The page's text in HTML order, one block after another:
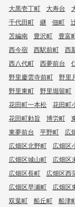
大黒壱丁町
大寿台
千代田町
継 佃町
苫編南
豊沢町 豊富
西今宿
西駅前町 西
西八代町
西夢前台
野里慶雲寺前町
野里
野里東町
野里堀留町
花田町一本松
花田町
花田町勅旨
博労町
東夢前台
平野町 広
広畑区北野町
広畑区
広畑区城山町
広畑区
広畑区長町
広畑区西
広畑区早瀬町
広畑区
双葉町
船丘町 船津